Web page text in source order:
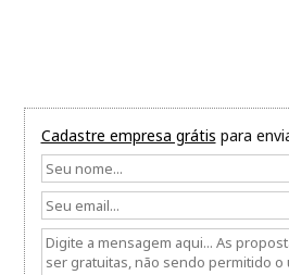
Cadastre empresa grátis para